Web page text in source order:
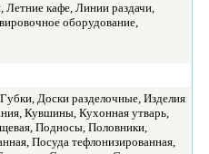
кафе, Линии раздачи,
оборудование,
Доски разделочные, Изделия
Кувшины, Кухонная утварь,
Подносы, Половники,
Посуда тефлонизированная,